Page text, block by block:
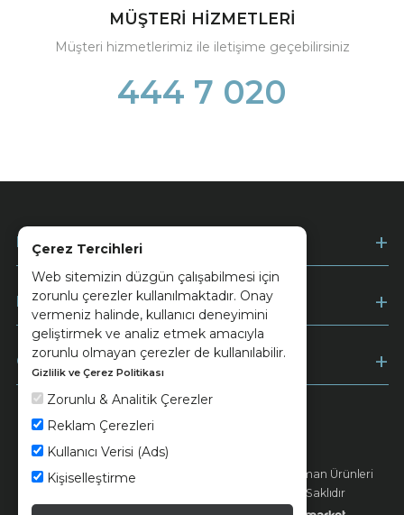
Çerez Tercihleri
Web sitemizin düzgün çalışabilmesi için
zorunlu çerezler kullanılmaktadır. Onay
vermeniz halinde, kullanıcı deneyimini
geliştirmek ve analiz etmek amacıyla
zorunlu olmayan çerezler de kullanılabilir.
Gizlilik ve Çerez Politikası
Zorunlu & Analitik Çerezler
Reklam Çerezleri
Kullanıcı Verisi (Ads)
Kişiselleştirme
MÜŞTERİ HİZMETLERİ
Müşteri hizmetlerimiz ile iletişime geçebilirsiniz
444 7 020
Kurumsal
Müşteri Hizmetleri
Ödeme
Keramika Kvkk ve Çerez Politikası
© 2026 Ünsa Madencilik Turizm Enerji Seramik Orman Ürünleri
Elektrik Üretim San. ve Tic. A.Ş. - Tüm Hakları Saklıdır